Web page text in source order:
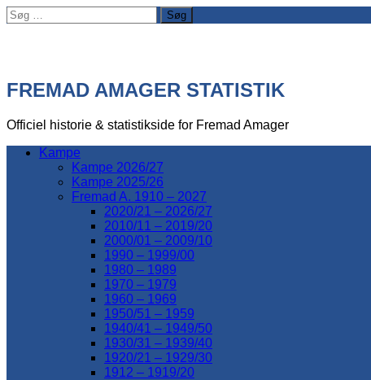
Søg
efter:
FREMAD AMAGER STATISTIK
Officiel historie & statistikside for Fremad Amager
Kampe
Kampe 2026/27
Kampe 2025/26
Fremad A. 1910 – 2027
2020/21 – 2026/27
2010/11 – 2019/20
2000/01 – 2009/10
1990 – 1999/00
1980 – 1989
1970 – 1979
1960 – 1969
1950/51 – 1959
1940/41 – 1949/50
1930/31 – 1939/40
1920/21 – 1929/30
1912 – 1919/20